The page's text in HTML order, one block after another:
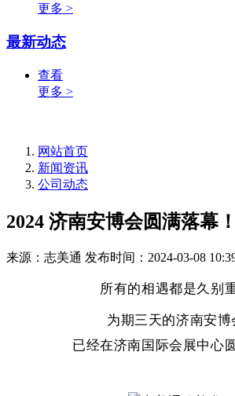
更多 >
最新动态
查看
更多 >
网站首页
新闻资讯
公司动态
2024 济南安博会圆满落幕！
来源：志美通 发布时间：2024-03-08
所有的相遇都是久别
为期三天的济南安博
已经在济南国际会展中心